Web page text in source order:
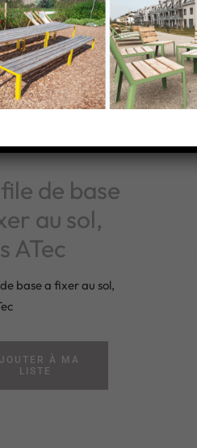
de base
au sol,
ATec
base a fixer au sol,
À MA
LISTE